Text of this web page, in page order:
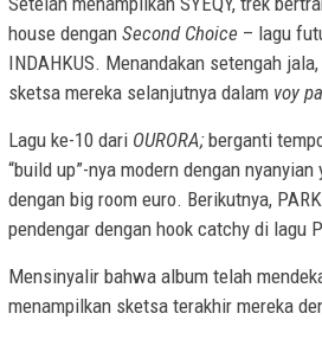
house dengan Second Choice – lagu
INDAHKUS. Menandakan setengah
sketsa mereka selanjutnya dalam voy
Lagu ke-10 dari OURORA;berganti
“build up”-nya modern dengan
dengan big room euro. Berikutnya,
pendengar dengan hook catchy di lagu
Mensinyalir bahwa album telah
menampilkan sketsa terakhir mereka